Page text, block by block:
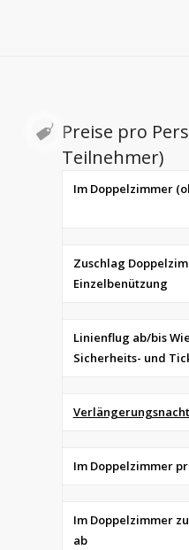
Preise pro
Teilnehmer)
Im Doppelzimmer
Zuschlag
Einzelbenützung
Linienflug ab/bis
Sicherheits- und
Im Doppelzimmer
Im Doppelzimmer
ab